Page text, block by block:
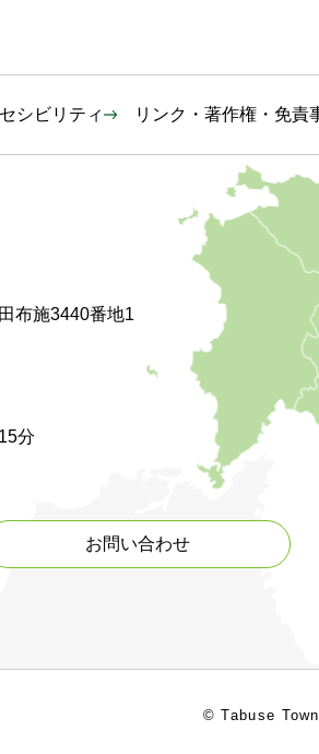
シビリティ リンク・著作権・免責
布施3440番地1
分
お問い合わせ
© Tabuse